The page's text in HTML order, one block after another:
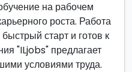
на рабочем
роста. Работа
старт и готов к
"ILjobs" предлагает
условиями труда.